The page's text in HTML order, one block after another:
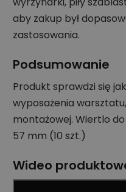
aby zakup był
zastosowania.
Podsumowanie
Produkt sprawdzi się
wyposażenia
montażowej. Wiertlo do
57 mm (10 szt.)
Wideo